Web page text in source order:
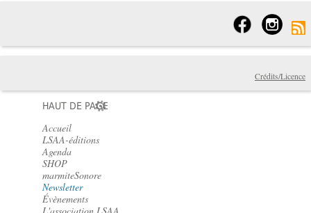
Crédits/Licence
HAUT DE PAGE
Accueil
LSAA-éditions
Agenda
SHOP
marmiteSonore
Newsletter
Évènements